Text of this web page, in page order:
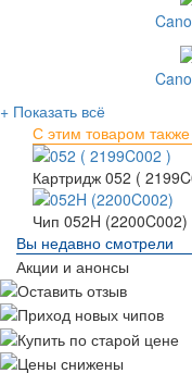
+ Показать всё
С этим товаром
Картридж 052 (
Чип 052H (2200C002)
Вы недавно смотрели
Акции и анонсы